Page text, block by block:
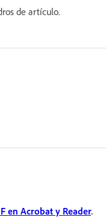
de artículo.
en Acrobat y Reader.